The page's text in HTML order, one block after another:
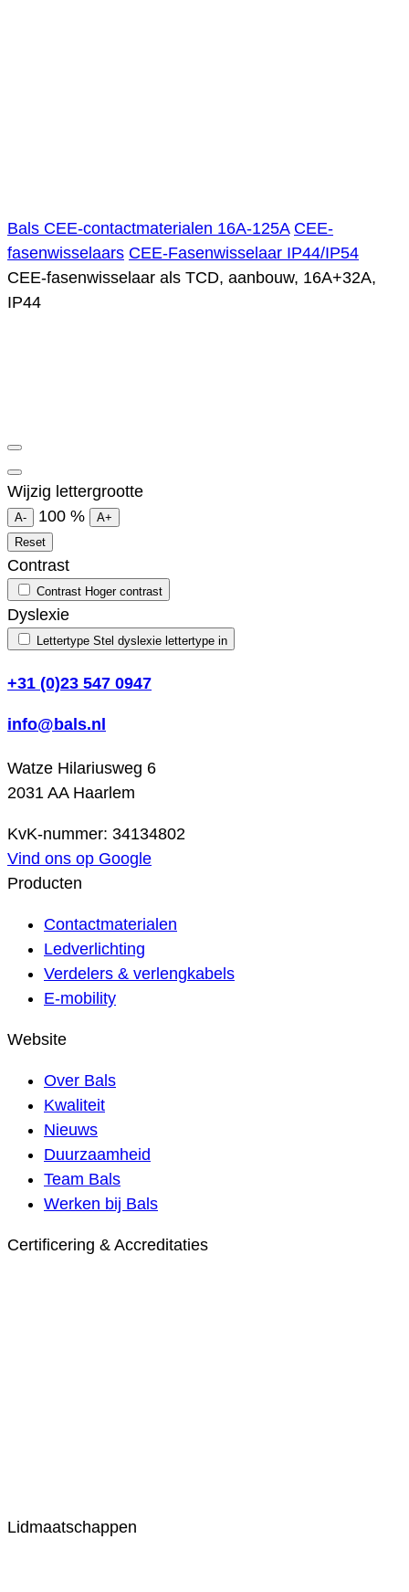
Bals CEE-contactmaterialen 16A-125A CEE-
fasenwisselaars CEE-Fasenwisselaar IP44/IP54
CEE-fasenwisselaar als TCD, aanbouw, 16A+32A,
IP44
Wijzig lettergrootte
A- 100 %
A+
Reset
Contrast
Contrast Hoger contrast
Dyslexie
Lettertype Stel dyslexie lettertype in
+31 (0)23 547 0947
info@bals.nl
Watze Hilariusweg 6
2031 AA Haarlem
KvK-nummer: 34134802
Vind ons op Google
Producten
Contactmaterialen
Ledverlichting
Verdelers & verlengkabels
E-mobility
Website
Over Bals
Kwaliteit
Nieuws
Duurzaamheid
Team Bals
Werken bij Bals
Certificering & Accreditaties
Lidmaatschappen